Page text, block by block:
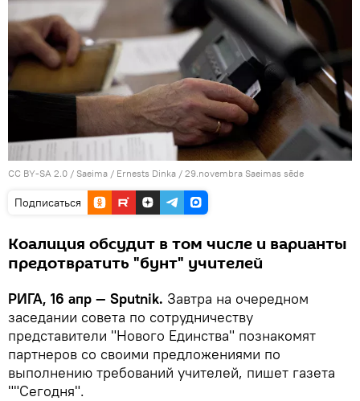
CC BY-SA 2.0 / Saeima / Ernests Dinka / 29.novembra Saeimas sēde
Подписаться
Коалиция обсудит в том числе и варианты
предотвратить "бунт" учителей
РИГА, 16 апр — Sputnik. Завтра на очередном
заседании совета по сотрудничеству
представители "Нового Единства" познакомят
партнеров со своими предложениями по
выполнению требований учителей, пишет газета
""Сегодня".